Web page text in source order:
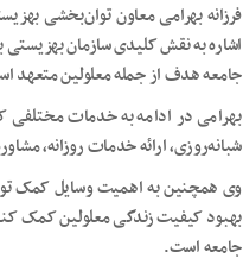
فرزانه بهرامی معاون توان‌بخشی
اشاره به نقش کلیدی سازمان بهزیستی
جامعه هدف از جمله معلولین متعهد
بهرامی در ادامه به خدمات مختلفی
شبانه‌روزی، ارائه خدمات روزانه،
وی همچنین به اهمیت وسایل کمک
بهبود کیفیت زندگی معلولین کمک
جامعه است.